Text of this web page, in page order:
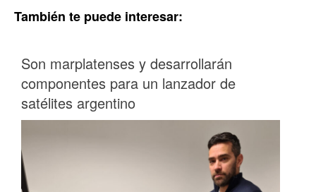
También te puede interesar:
Son marplatenses y desarrollarán
componentes para un lanzador de
satélites argentino